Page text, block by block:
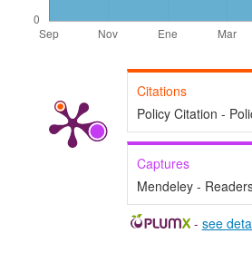
Citations
Policy Citation -
Captures
Mendeley -
- see